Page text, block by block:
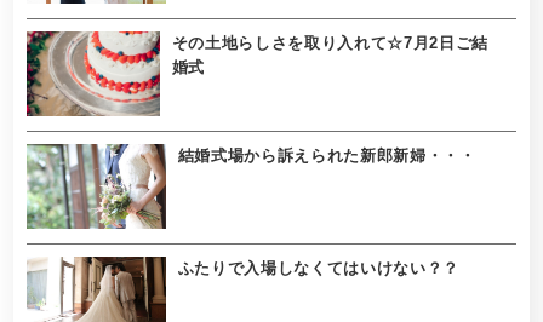
その土地らしさを取り入れて☆7月2日ご結
婚式
結婚式場から訴えられた新郎新婦・・・
ふたりで入場しなくてはいけない？？